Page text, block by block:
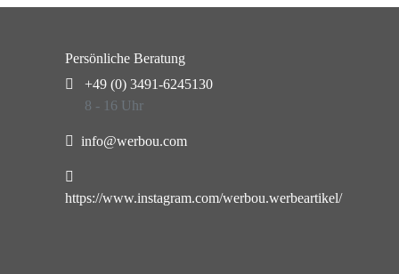
Persönliche Beratung
+49 (0) 3491-6245130
8 - 16 Uhr
info@werbou.com
https://www.instagram.com/werbou.werbeartikel/